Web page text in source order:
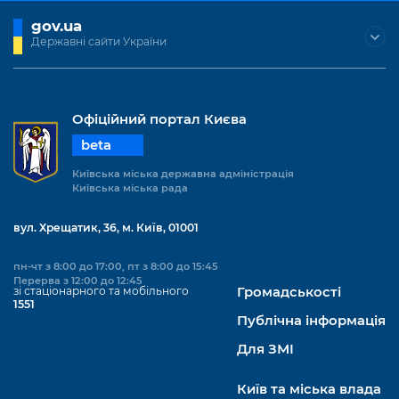
Підприємства, установи, організації
Kyiv International Relations
Гендерна політика
Безбар'єрність
Київська міська військова адміністрація
Портал Захисників та Захисниць
Безбар'єрність
Міський застосунок Київ Цифровий
Важливе під час воєнного стану
Важливе під час воєнного стану
gov.ua
Державні сайти України
Офіційний портал Києва
beta
Київська міська державна адміністрація
Київська міська рада
вул. Хрещатик, 36, м. Київ, 01001
пн-чт з 8:00 до 17:00, пт з 8:00 до 15:45
Перерва з 12:00 до 12:45
зі стаціонарного та мобільного
1551
Громадськості
Публічна інформація
Для ЗМІ
Київ та міська влада